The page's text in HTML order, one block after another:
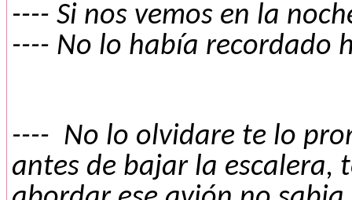
---- Si nos vemos en la
---- No lo había recordado
---- No lo olvidare te lo
antes de bajar la escalera,